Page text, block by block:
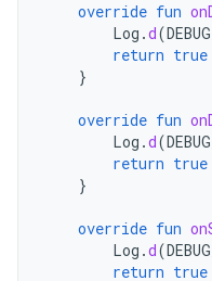
override fun
Log .d(
return true
}
override fun
Log .d(
return true
}
override fun
Log .d(
return true